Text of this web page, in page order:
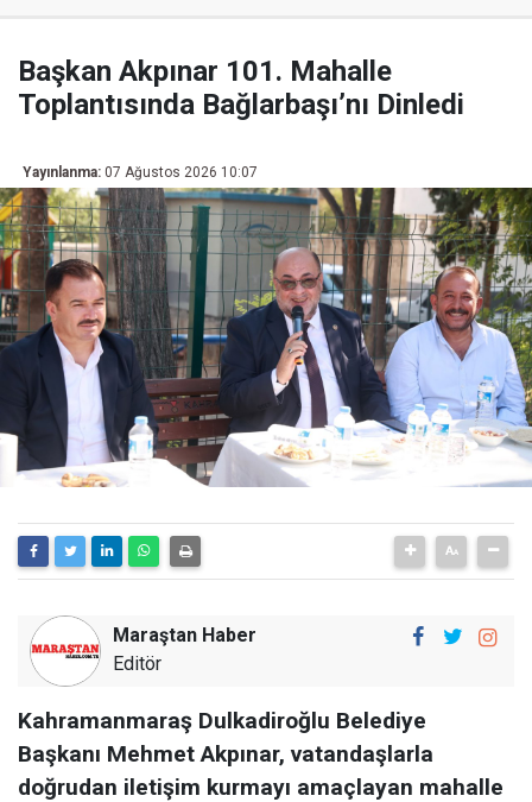
Başkan Akpınar 101. Mahalle
Toplantısında Bağlarbaşı’nı Dinledi
Yayınlanma: 07 Ağustos 2026 10:07
Maraştan Haber
Editör
Kahramanmaraş Dulkadiroğlu Belediye
Başkanı Mehmet Akpınar, vatandaşlarla
doğrudan iletişim kurmayı amaçlayan mahalle